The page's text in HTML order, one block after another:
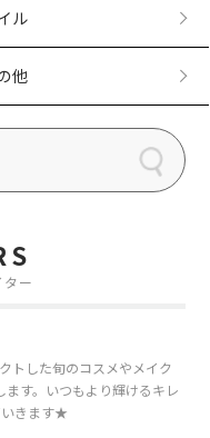
ル
他
ー
トした旬のコスメやメイク
す。いつもより輝けるキレ
いきます★